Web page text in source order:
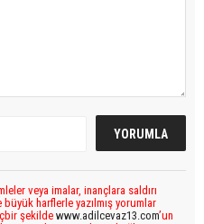
veya imalar, inançlara saldırı
harflerle yazılmış yorumlar
şekilde www.adilcevaz13.com’un